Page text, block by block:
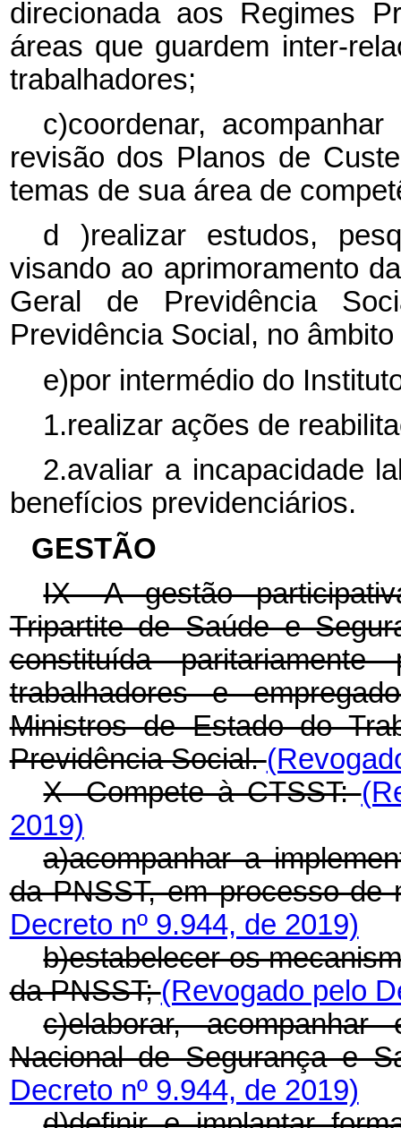
direcionada aos Regimes
áreas que guardem inter-
trabalhadores;
c)coordenar,
revisão dos Planos de
temas de sua área de
d )realizar estudos,
visando ao aprimoramento
Geral de Previdência
Previdência Social, no
e)por intermédio do
1.realizar ações de
2.avaliar a incapacidade
benefícios previdenciários.
GESTÃO
IX -A gestão
Tripartite de Saúde e
constituída
trabalhadores e
Ministros de Estado do
Previdência Social.
X -Compete à CTSST:
2019)
a)acompanhar a
da PNSST, em processo de
Decreto nº 9.944, de 2019)
b)estabelecer os
da PNSST;(Revogado pelo
c)elaborar,
Nacional de Segurança e
Decreto nº 9.944, de 2019)